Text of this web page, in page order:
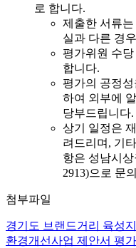
로 합니다.
제출한 서류
실과 다른 경
평가위원 수
합니다.
평가의 공정
하여 외부에
당부드립니다.
상기 일정은
려드리며, 기
항은 성남시
2913)으로 문
첨부파일
경기도 브랜드거리 육성
환경개선사업 제안서 평